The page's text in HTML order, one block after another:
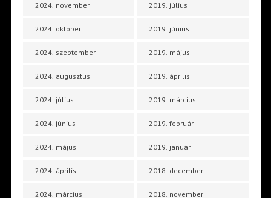
2024. november
2024. október
2024. szeptember
2024. augusztus
2024. július
2024. június
2024. május
2024. április
2024. március
2019. július
2019. június
2019. május
2019. április
2019. március
2019. február
2019. január
2018. december
2018. november